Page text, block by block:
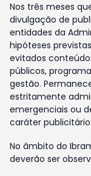
Nos três meses
divulgação de
entidades da
hipóteses
evitados
públicos,
gestão.
estritamente
emergenciais ou
caráter
No âmbito do
deverão ser